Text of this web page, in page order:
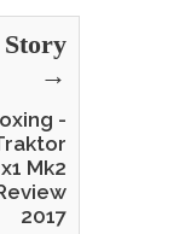
→
-
Mk2
2017